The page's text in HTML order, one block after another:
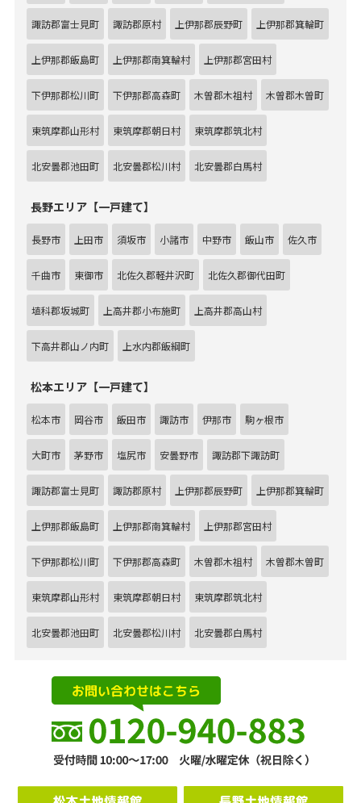
諏訪郡富士見町 諏訪郡原村 上伊那郡辰野町 上伊那郡箕輪町
上伊那郡飯島町 上伊那郡南箕輪村 上伊那郡宮田村
下伊那郡松川町 下伊那郡高森町 木曽郡木祖村 木曽郡木曽町
東筑摩郡山形村 東筑摩郡朝日村 東筑摩郡筑北村
北安曇郡池田町 北安曇郡松川村 北安曇郡白馬村
長野エリア【一戸建て】
長野市 上田市 須坂市 小諸市 中野市 飯山市 佐久市
千曲市 東御市 北佐久郡軽井沢町 北佐久郡御代田町
埴科郡坂城町 上高井郡小布施町 上高井郡高山村
下高井郡山ノ内町 上水内郡飯綱町
松本エリア【一戸建て】
松本市 岡谷市 飯田市 諏訪市 伊那市 駒ヶ根市
大町市 茅野市 塩尻市 安曇野市 諏訪郡下諏訪町
諏訪郡富士見町 諏訪郡原村 上伊那郡辰野町 上伊那郡箕輪町
上伊那郡飯島町 上伊那郡南箕輪村 上伊那郡宮田村
下伊那郡松川町 下伊那郡高森町 木曽郡木祖村 木曽郡木曽町
東筑摩郡山形村 東筑摩郡朝日村 東筑摩郡筑北村
北安曇郡池田町 北安曇郡松川村 北安曇郡白馬村